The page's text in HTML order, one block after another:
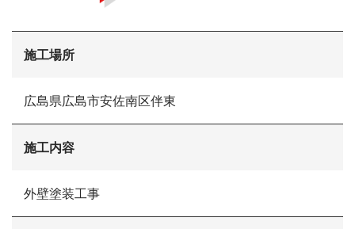
お問い合わせ
施工場所
広島県広島市安佐南区伴東
施工内容
外壁塗装工事